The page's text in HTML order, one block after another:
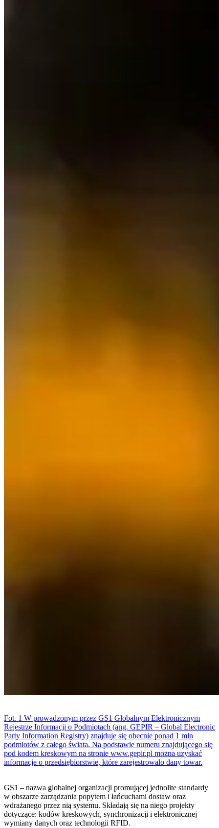
Fot. 1 W prowadzonym przez GS1 Globalnym Elektronicznym
Rejestrze Informacji o Podmiotach (ang. GEPIR – Global Electronic
Party Information Registry) znajduje się obecnie ponad 1 mln
podmiotów z całego świata. Na podstawie numeru znajdującego się
pod kodem kreskowym na stronie www.gepir.pl można uzyskać
informacje o przedsiębiorstwie, które zarejestrowało dany towar.
GS1 – nazwa globalnej organizacji promującej jednolite standardy
w obszarze zarządzania popytem i łańcuchami dostaw oraz
wdrażanego przez nią systemu. Składają się na niego projekty
dotyczące: kodów kreskowych, synchronizacji i elektronicznej
wymiany danych oraz technologii RFID.